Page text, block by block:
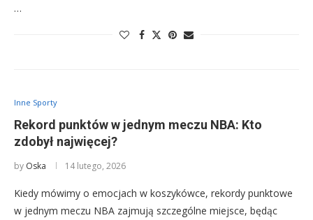
…
Inne Sporty
Rekord punktów w jednym meczu NBA: Kto
zdobył najwięcej?
by Oska 14 lutego, 2026
Kiedy mówimy o emocjach w koszykówce, rekordy punktowe
w jednym meczu NBA zajmują szczególne miejsce, będąc